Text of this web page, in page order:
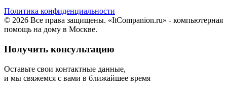
Политика конфиденциальности
© 2026 Все права защищены. «ItCompanion.ru» - компьютерная
помощь на дому в Москве.
Получить консультацию
Оставьте свои контактные данные,
и мы свяжемся с вами в ближайшее время